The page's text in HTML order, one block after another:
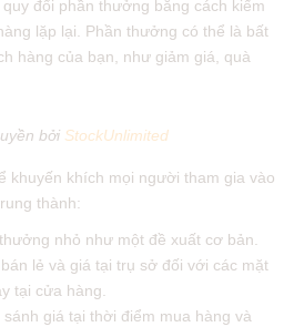
đổi phần thưởng bằng cách kiếm
lặp lại. Phần thưởng có thể là bất
hàng của bạn, như giảm giá, quà
bởi StockUnlimited
khuyến khích mọi người tham gia vào
thành:
nhỏ như một đề xuất cơ bản.
lẻ và giá tại trụ sở đối với các mặt
tại cửa hàng.
giá tại thời điểm mua hàng và